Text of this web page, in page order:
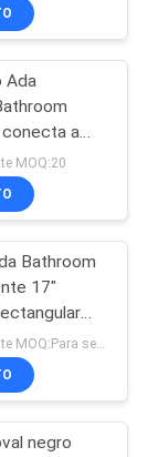
de
20
Ada
conecta a
Sink 510m
MOQ:20
Bathroom
17"
cuarto de
negro